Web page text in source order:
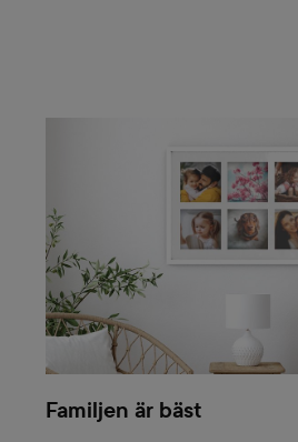
Familjen är bäst